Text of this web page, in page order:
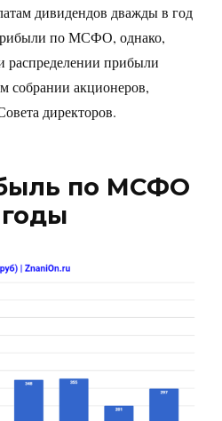
дивидендов дважды в год
по МСФО, однако,
распределении прибыли
собрании акционеров,
директоров.
по МСФО
годы